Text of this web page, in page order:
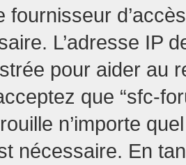
fournisseur
L’adresse IP
pour aider au
que “sfc-
n’importe
nécessaire. En